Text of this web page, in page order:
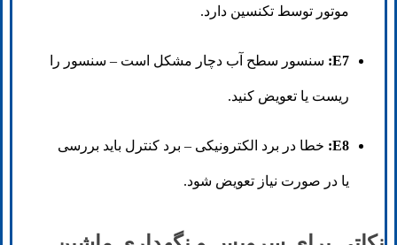
موتور توسط تکنسین دارد.
E7: سنسور سطح آب دچار مشکل است – سنسور را
ریست یا تعویض کنید.
E8: خطا در برد الکترونیکی – برد کنترل باید بررسی
یا در صورت نیاز تعویض شود.